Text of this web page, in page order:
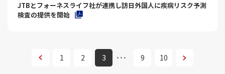
JTBとフォーネスライフ社が連携し訪日外国人に疾病リスク予測
検査の提供を開始
次へ
1 2 3 9 10